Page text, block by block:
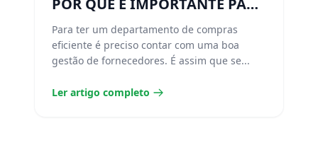
POR QUE É IMPORTANTE PARA
A SUA EMPRESA?
Para ter um departamento de compras
eficiente é preciso contar com uma boa
gestão de fornecedores. É assim que se...
Ler artigo completo